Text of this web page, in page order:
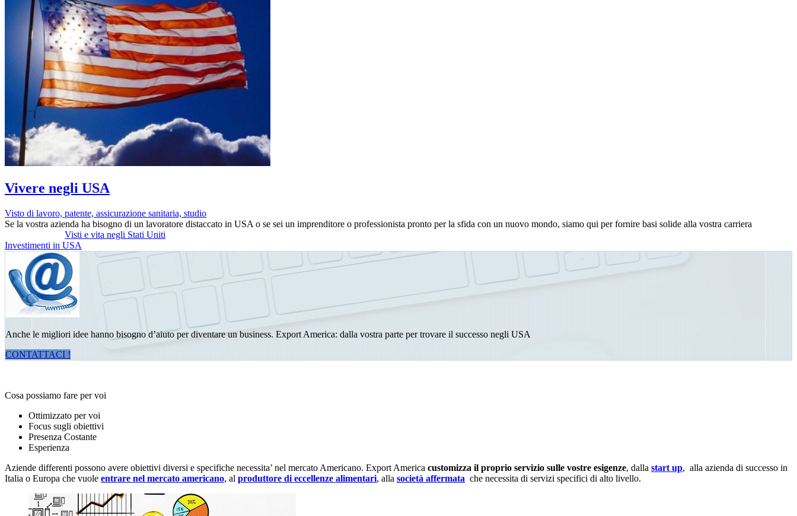
Vivere negli USA
Visto di lavoro, patente, assicurazione sanitaria, studio
Se la vostra azienda ha bisogno di un lavoratore distaccato in USA o se sei un imprenditore o professionista pronto per la sfida con un nuovo mondo, siamo qui per fornire basi solide alla vostra carriera
Visti e vita negli Stati Uniti
Investimenti in USA
Anche le migliori idee hanno bisogno d’aiuto per diventare un business. Export America: dalla vostra parte per trovare il successo negli USA
CONTATTACI !
Cosa possiamo fare per voi
Ottimizzato per voi
Focus sugli obiettivi
Presenza Costante
Esperienza
Aziende differenti possono avere obiettivi diversi e specifiche necessita’ nel mercato Americano. Export America customizza il proprio servizio sulle vostre esigenze, dalla start up, alla azienda di successo in
Italia o Europa che vuole entrare nel mercato americano, al produttore di eccellenze alimentari, alla società affermata che necessita di servizi specifici di alto livello.